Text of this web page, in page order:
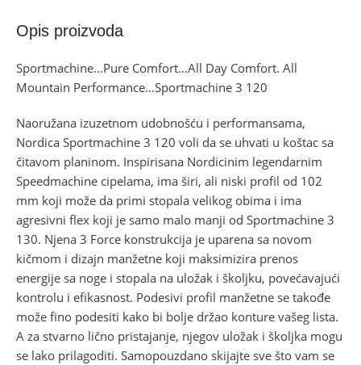
Opis proizvoda
Sportmachine…Pure Comfort…All Day Comfort. All
Mountain Performance…Sportmachine 3 120
Naoružana izuzetnom udobnošću i performansama,
Nordica Sportmachine 3 120 voli da se uhvati u koštac sa
čitavom planinom. Inspirisana Nordicinim legendarnim
Speedmachine cipelama, ima širi, ali niski profil od 102
mm koji može da primi stopala velikog obima i ima
agresivni flex koji je samo malo manji od Sportmachine 3
130. Njena 3 Force konstrukcija je uparena sa novom
kičmom i dizajn manžetne koji maksimizira prenos
energije sa noge i stopala na uložak i školjku, povećavajući
kontrolu i efikasnost. Podesivi profil manžetne se takođe
može fino podesiti kako bi bolje držao konture vašeg lista.
A za stvarno lično pristajanje, njegov uložak i školjka mogu
se lako prilagoditi. Samopouzdano skijajte sve što vam se